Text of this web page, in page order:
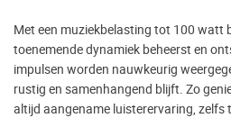
Met een muziekbelasting tot 100 watt
toenemende dynamiek beheerst en
impulsen worden nauwkeurig
rustig en samenhangend blijft. Zo
altijd aangename luisterervaring, zelfs